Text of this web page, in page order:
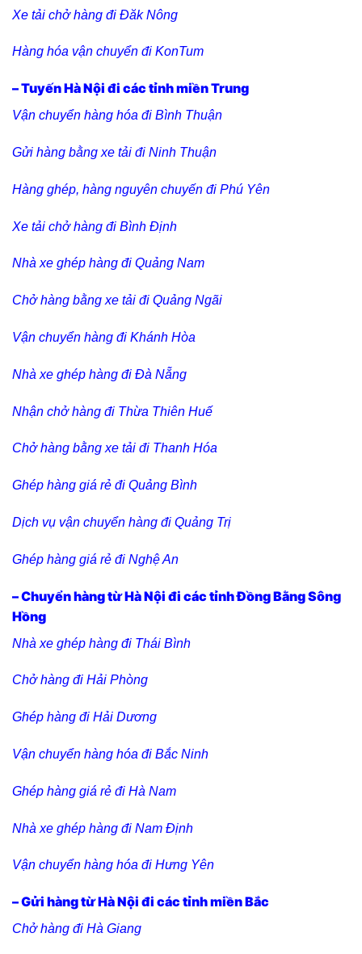
Xe tải chở hàng đi Đăk Nông
Hàng hóa vận chuyển đi KonTum
– Tuyến Hà Nội đi các tỉnh miền Trung
Vận chuyển hàng hóa đi Bình Thuận
Gửi hàng bằng xe tải đi Ninh Thuận
Hàng ghép, hàng nguyên chuyến đi Phú Yên
Xe tải chở hàng đi Bình Định
Nhà xe ghép hàng đi Quảng Nam
Chở hàng bằng xe tải đi Quảng Ngãi
Vận chuyển hàng đi Khánh Hòa
Nhà xe ghép hàng đi Đà Nẵng
Nhận chở hàng đi Thừa Thiên Huế
Chở hàng bằng xe tải đi Thanh Hóa
Ghép hàng giá rẻ đi Quảng Bình
Dịch vụ vận chuyển hàng đi Quảng Trị
Ghép hàng giá rẻ đi Nghệ An
– Chuyển hàng từ Hà Nội đi các tỉnh Đồng Bằng Sông
Hồng
Nhà xe ghép hàng đi Thái Bình
Chở hàng đi Hải Phòng
Ghép hàng đi Hải Dương
Vận chuyển hàng hóa đi Bắc Ninh
Ghép hàng giá rẻ đi Hà Nam
Nhà xe ghép hàng đi Nam Định
Vận chuyển hàng hóa đi Hưng Yên
– Gửi hàng từ Hà Nội đi các tỉnh miền Bắc
Chở hàng đi Hà Giang